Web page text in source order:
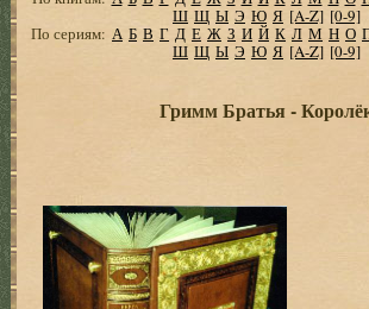
Ш Щ Ы Э Ю Я [A-Z] [0-9]
По сериям: А Б В Г Д Е Ж З И Й К Л М Н О
Ш Щ Ы Э Ю Я [A-Z] [0-9]
Гримм Братья -